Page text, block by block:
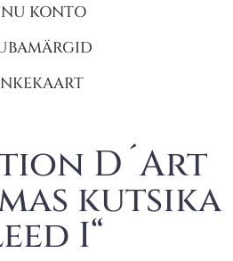
KONTO
D´Art
kutsika
I“